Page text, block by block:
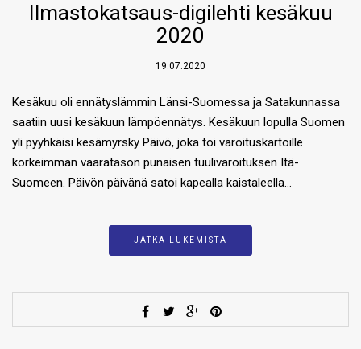
Ilmastokatsaus-digilehti kesäkuu
2020
19.07.2020
Kesäkuu oli ennätyslämmin Länsi-Suomessa ja Satakunnassa
saatiin uusi kesäkuun lämpöennätys. Kesäkuun lopulla Suomen
yli pyyhkäisi kesämyrsky Päivö, joka toi varoituskartoille
korkeimman vaaratason punaisen tuulivaroituksen Itä-
Suomeen. Päivön päivänä satoi kapealla kaistaleella…
JATKA LUKEMISTA